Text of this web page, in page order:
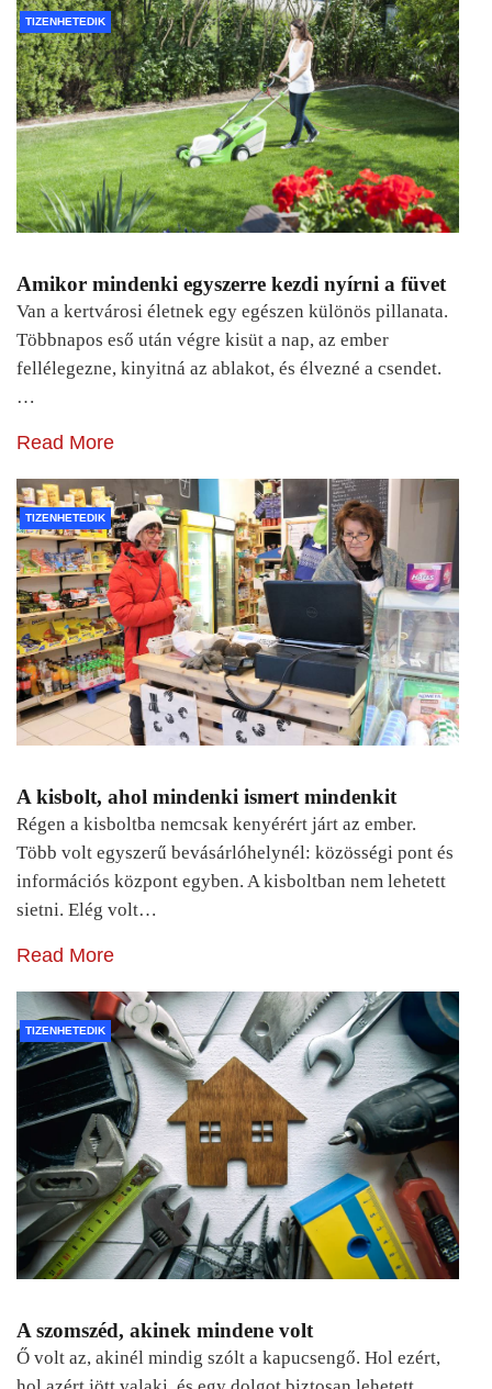
TIZENHETEDIK
Amikor mindenki egyszerre kezdi nyírni a füvet
Van a kertvárosi életnek egy egészen különös pillanata.
Többnapos eső után végre kisüt a nap, az ember
fellélegezne, kinyitná az ablakot, és élvezné a csendet.
…
Read More
TIZENHETEDIK
A kisbolt, ahol mindenki ismert mindenkit
Régen a kisboltba nemcsak kenyérért járt az ember.
Több volt egyszerű bevásárlóhelynél: közösségi pont és
információs központ egyben. A kisboltban nem lehetett
sietni. Elég volt…
Read More
TIZENHETEDIK
A szomszéd, akinek mindene volt
Ő volt az, akinél mindig szólt a kapucsengő. Hol ezért,